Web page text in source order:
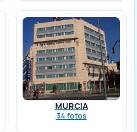
MURCIA
34 fotos